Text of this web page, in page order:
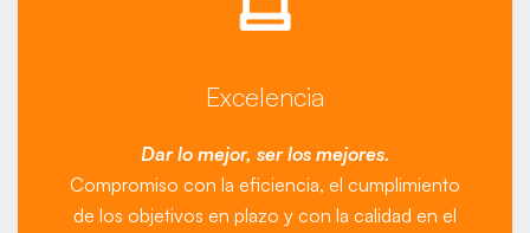
Excelencia
Dar lo mejor, ser los mejores.
Compromiso con la eficiencia, el cumplimiento
de los objetivos en plazo y con la calidad en el